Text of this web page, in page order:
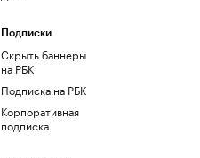
Подписки
Скрыть баннеры
на РБК
Подписка на РБК
Корпоративная
подписка